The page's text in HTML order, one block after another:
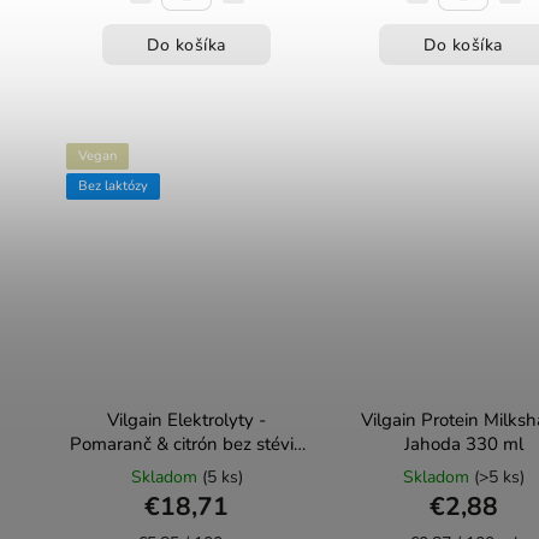
Do košíka Do košíka
Vegan
Bez laktózy
Vilgain Elektrolyty -
Pomaranč & citrón bez stévie
340g
Skladom (5 ks)
€18,71
Vilgain Protein
Jahoda 330 ml
Skladom (>5 ks)
€2,88